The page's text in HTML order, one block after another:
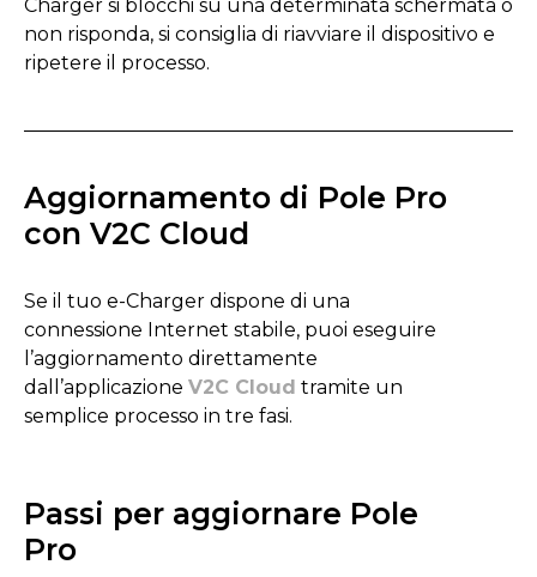
Charger si blocchi su una determinata schermata o
non risponda, si consiglia di riavviare il dispositivo e
ripetere il processo.
Aggiornamento di Pole Pro
con V2C Cloud
Se il tuo e-Charger dispone di una
connessione Internet stabile, puoi eseguire
l’aggiornamento direttamente
dall’applicazione V2C Cloud tramite un
semplice processo in tre fasi.
Passi per aggiornare Pole
Pro